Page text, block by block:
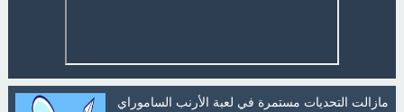
مازالت التحديات مستمرة في لعبة الأرنب الساموراي